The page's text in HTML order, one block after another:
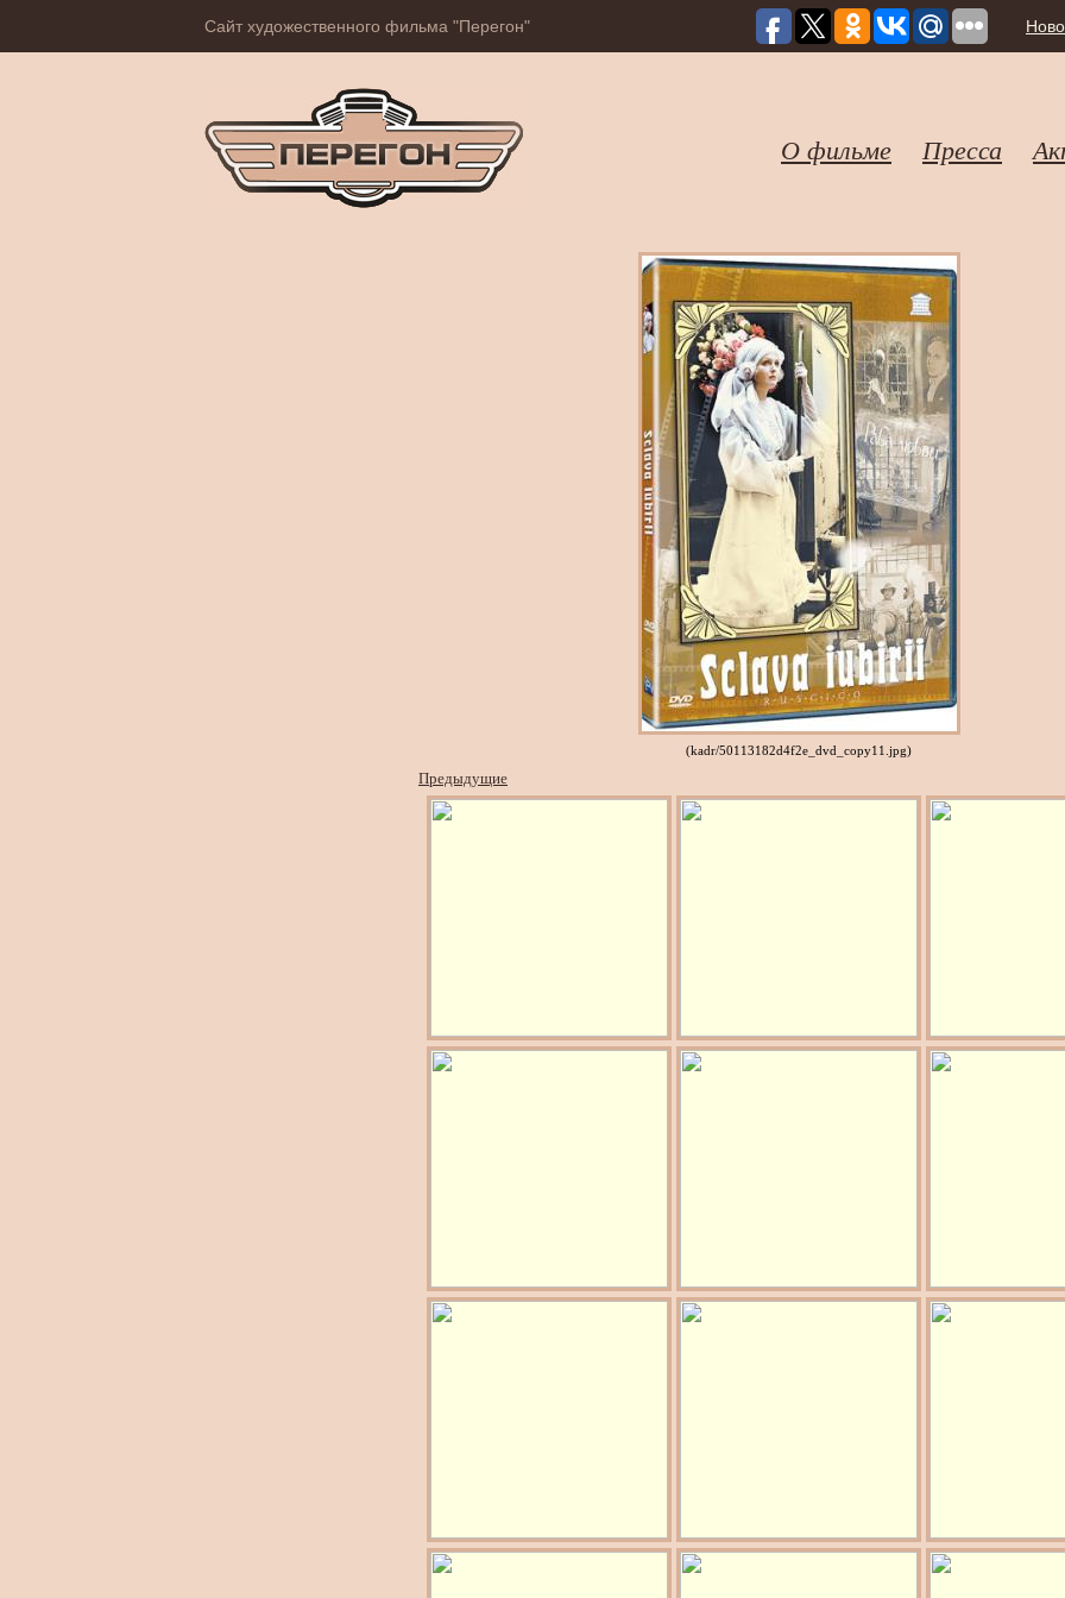
Сайт художественного фильма "Перегон"
О фильме Пресса
(kadr/50113182d4f2e_dvd_copy11.jpg)
Предыдущие